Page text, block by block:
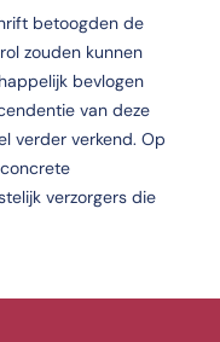
betoogden de
zouden kunnen
bevlogen
van deze
verder verkend. Op
verzorgers die